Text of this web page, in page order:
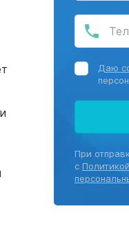
Даю
При
с